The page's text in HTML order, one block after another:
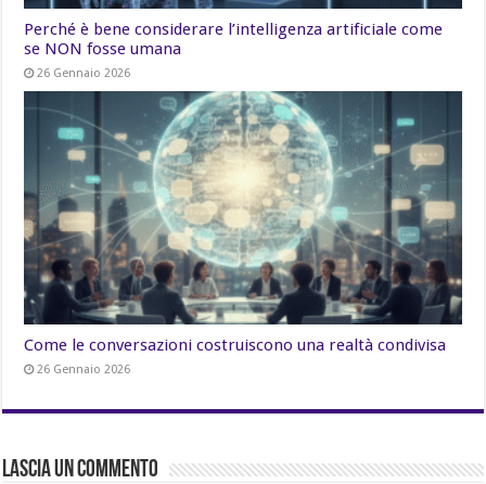
Perché è bene considerare l’intelligenza artificiale come
se NON fosse umana
26 Gennaio 2026
Come le conversazioni costruiscono una realtà condivisa
26 Gennaio 2026
Lascia un commento